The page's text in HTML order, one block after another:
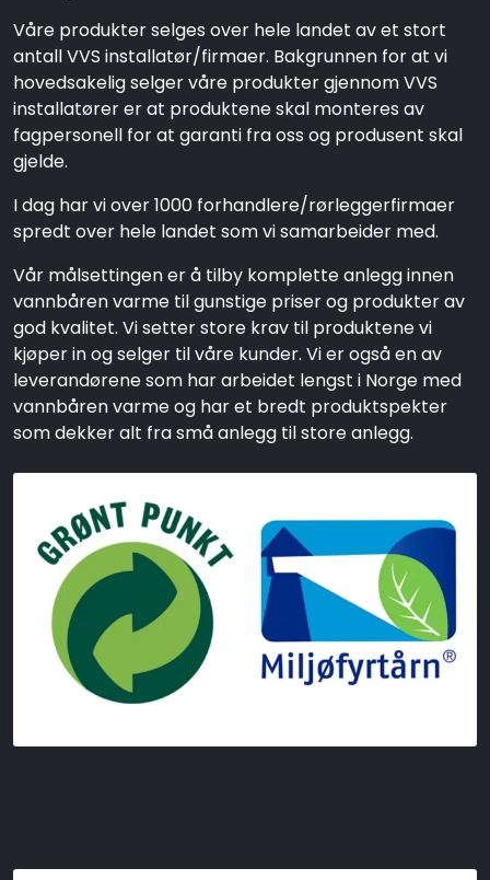
Våre produkter selges over hele landet av et stort
antall VVS installatør/firmaer. Bakgrunnen for at vi
hovedsakelig selger våre produkter gjennom VVS
installatører er at produktene skal monteres av
fagpersonell for at garanti fra oss og produsent skal
gjelde.
I dag har vi over 1000 forhandlere/rørleggerfirmaer
spredt over hele landet som vi samarbeider med.
Vår målsettingen er å tilby komplette anlegg innen
vannbåren varme til gunstige priser og produkter av
god kvalitet. Vi setter store krav til produktene vi
kjøper in og selger til våre kunder. Vi er også en av
leverandørene som har arbeidet lengst i Norge med
vannbåren varme og har et bredt produktspekter
som dekker alt fra små anlegg til store anlegg.